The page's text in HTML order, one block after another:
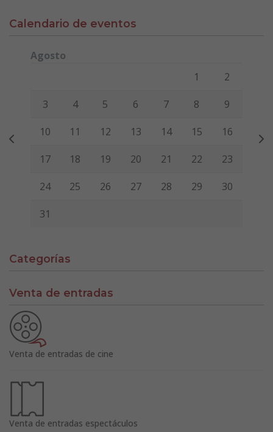
Calendario de eventos
Agosto
Viernes Sábado
1 2
3 4 5 6 7 8 9
10 11 12 13 14 15 16
17 18 19 20 21 22 23
24 25 26 27 28 29 30
31
Categorías
Venta de entradas
Venta de entradas de cine
Venta de entradas espectáculos